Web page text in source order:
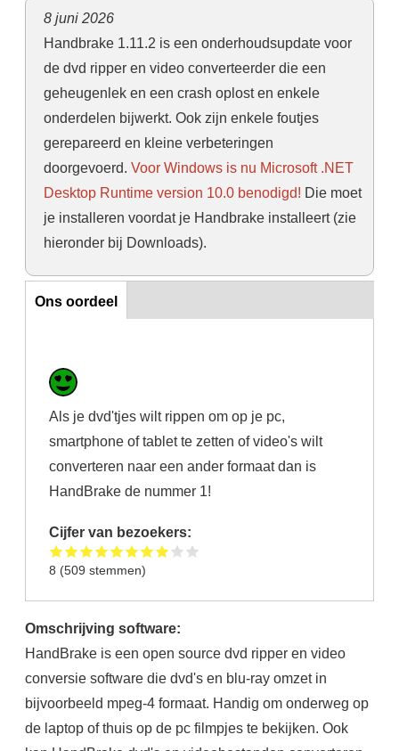
8 juni 2026
Handbrake 1.11.2 is een onderhoudsupdate voor
de dvd ripper en video converteerder die een
geheugenlek en een crash oplost en enkele
onderdelen bijwerkt. Ook zijn enkele foutjes
gerepareerd en kleine verbeteringen
doorgevoerd. Voor Windows is nu Microsoft .NET
Desktop Runtime version 10.0 benodigd! Die moet
je installeren voordat je Handbrake installeert (zie
hieronder bij Downloads).
Ons oordeel
Ons oordeel
Als je dvd'tjes wilt rippen om op je pc,
smartphone of tablet te zetten of video's wilt
converteren naar een ander formaat dan is
HandBrake de nummer 1!
Cijfer van bezoekers:
8 (509 stemmen)
Omschrijving software:
HandBrake is een open source dvd ripper en video
conversie software die dvd's en blu-ray omzet in
bijvoorbeeld mpeg-4 formaat. Handig om onderweg op
de laptop of thuis op de pc filmpjes te bekijken. Ook